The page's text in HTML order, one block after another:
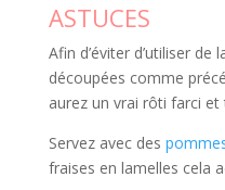
ASTUCES
Afin d’éviter d’utiliser
découpées comme
aurez un vrai rôti farci
Servez avec des
fraises en lamelles cela